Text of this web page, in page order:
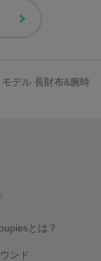
デル 長財布&腕時
とは？
ンド